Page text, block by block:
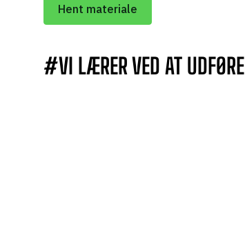
#VI LÆRER VED AT UDFØRE